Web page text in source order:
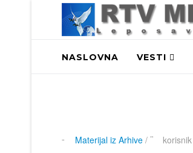
NASLOVNA VESTI
Materijal iz Arhive/ korisnik